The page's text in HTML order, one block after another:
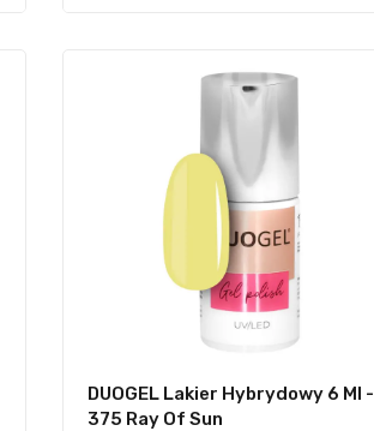
DUOGEL Lakier Hybrydowy 6 Ml -
375 Ray Of Sun